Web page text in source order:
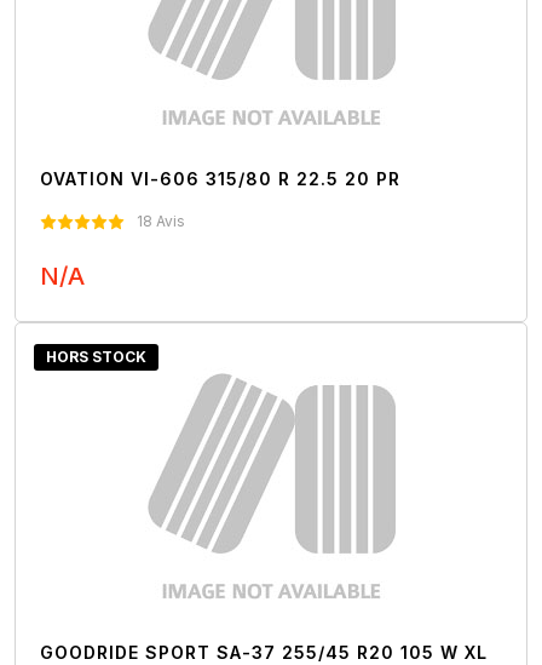
OVATION VI-606 315/80 R 22.5 20 PR
18 Avis
N/A
HORS STOCK
GOODRIDE SPORT SA-37 255/45 R20 105 W XL